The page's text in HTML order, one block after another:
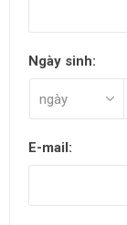
Ngày sinh:
E-mail: